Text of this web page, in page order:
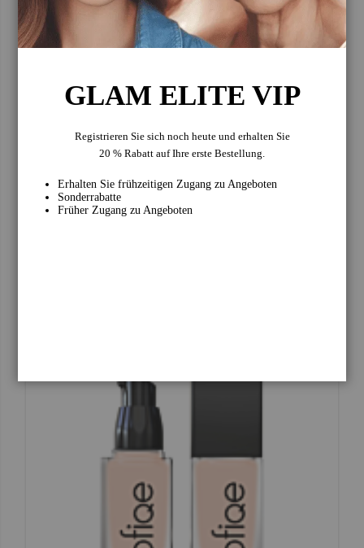
Zusammenfassung
Bewertungen
Bewertung abschicken
GLAM ELITE VIP
Registrieren Sie sich noch heute und erhalten Sie
20 % Rabatt auf Ihre erste Bestellung.
Erhalten Sie frühzeitigen Zugang zu Angeboten
Sonderrabatte
Früher Zugang zu Angeboten